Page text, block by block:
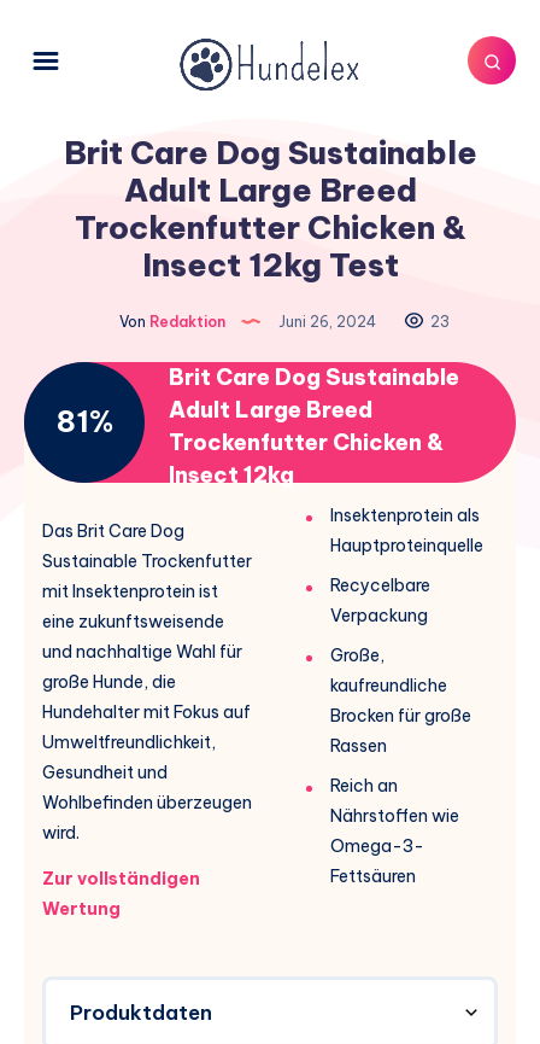
Brit Care Dog Sustainable
Adult Large Breed
Trockenfutter Chicken &
Insect 12kg Test
Von Redaktion Juni 26, 2024 23
81%
Brit Care Dog Sustainable
Adult Large Breed
Trockenfutter Chicken &
Insect 12kg
Das Brit Care Dog
Sustainable Trockenfutter
mit Insektenprotein ist
eine zukunftsweisende
und nachhaltige Wahl für
große Hunde, die
Hundehalter mit Fokus auf
Umweltfreundlichkeit,
Gesundheit und
Wohlbefinden überzeugen
wird.
Zur vollständigen
Wertung
Insektenprotein als
Hauptproteinquelle
Recycelbare
Verpackung
Große,
kaufreundliche
Brocken für große
Rassen
Reich an
Nährstoffen wie
Omega-3-
Fettsäuren
Produktdaten